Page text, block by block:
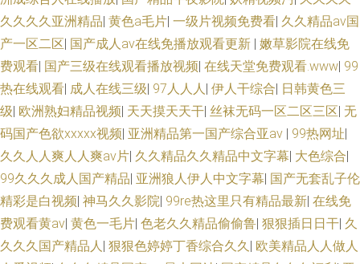
久久久久亚洲精品| 黄色a毛片| 一级片视频免费看| 久久精品av国
产一区二区| 国产成人av在线免播放观看更新 | 嫩草影院在线免
费观看| 国产三级在线观看播放视频| 在线天堂免费观看.www| 99
热在线观看| 成人在线三级| 97人人人| 伊人干综合| 日韩黄色三
级| 欧洲熟妇精品视频| 天天摸天天干| 丝袜无码一区二区三区| 无
码国产色欲xxxxx视频| 亚洲精品第一国产综合亚av | 99热网址|
久久人人爽人人爽av片| 久久精品久久精品中文字幕| 大色综合|
99久久久成人国产精品| 亚洲狼人伊人中文字幕| 国产无套乱子伦
精彩是白视频| 神马久久影院| 99re热这里只有精品最新| 在线免
费观看黄av| 黄色一毛片| 色老久久精品偷偷鲁| 狠狠插日日干| 久
久久久国产精品人| 狠狠色婷婷丁香综合久久| 欧美精品人人做人